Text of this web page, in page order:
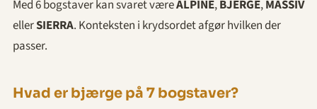
Med 6 bogstaver kan svaret væreALPINE,BJERGE,MASSIV
ellerSIERRA. Konteksten i krydsordet afgør hvilken der
passer.
Hvad er bjærge på 7 bogstaver?